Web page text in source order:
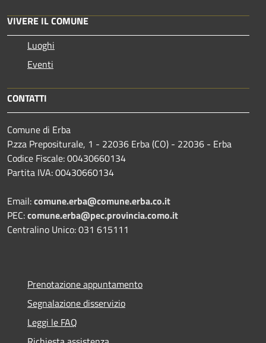
VIVERE IL COMUNE
Luoghi
Eventi
CONTATTI
Comune di Erba
P.zza Prepositurale, 1 - 22036 Erba (CO) - 22036 - Erba
Codice Fiscale: 00430660134
Partita IVA: 00430660134
Email:comune.erba@comune.erba.co.it
PEC:comune.erba@pec.provincia.como.it
Centralino Unico: 031 615111
Prenotazione appuntamento
Segnalazione disservizio
Leggi le FAQ